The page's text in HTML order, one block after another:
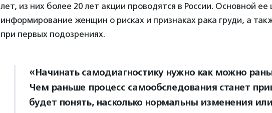
лет, из них более 20 лет акции проводятся в России. Основной ее
информирование женщин о рисках и признаках рака груди, а
при первых подозрениях.
«Начинать самодиагностику нужно как можно
Чем раньше процесс самообследования станет
будет понять, насколько нормальны изменения